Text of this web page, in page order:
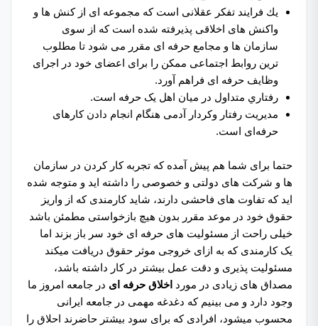
يك فرايند تفكر عقلانی است كه مجموعه ای از کنش ها و
واکنش های اخلاقی پذیرفته شده است که از سوی
سازمان ها و مجامع حرفه ای مقرر می شود تا مطلوب
ترین روابط اجتماعی ممکن را برای اعضای خود در اجرای
وظایف حرفه ای فراهم آورد.
رفتاري متداول در ميان اهل يک حرفه است.
مديريت رفتار وکردار آدمی هنگام انجام‌ دادن کارهای
حرفه‌ای است.
حتما برای شما هم پیش آمده که تجربه کار کردن در سازمان
ها و شرکت های دولتی و خصوصی را داشته اید و متوجه شده
اید که تفاوت های فاحشی دارند، شاید کارمندی که از واریز
حقوق خود در موعد مقرر بدون هیچ بازخواستی مطمئن باشد
خیلی راحت از مسئولیت های حرفه ای خود سر باز بزند اما
یک کارمندی که به ازای خروجی موثر حقوق دریافت میکند
مسئولیت پذیری و دقت عمل بیشتر در کار داشته باشد،
مصداق های زیادی در مورد اخلاق حرفه ای در جامعه امروز ما
وجود دارد و می بینیم که دغدغه مهمی در جامعه ایرانی
محسوب میشود، افرادی که برای سود بیشتر حاضرند احلاق را